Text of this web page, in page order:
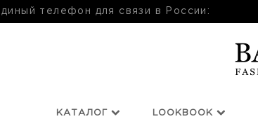
телефон для связи в России:
КАТАЛОГ LOOKBOOK